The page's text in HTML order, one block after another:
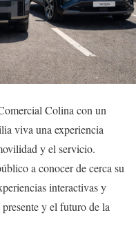
Colina con un
viva una experiencia
y el servicio.
a conocer de cerca su
interactivas y
y el futuro de la